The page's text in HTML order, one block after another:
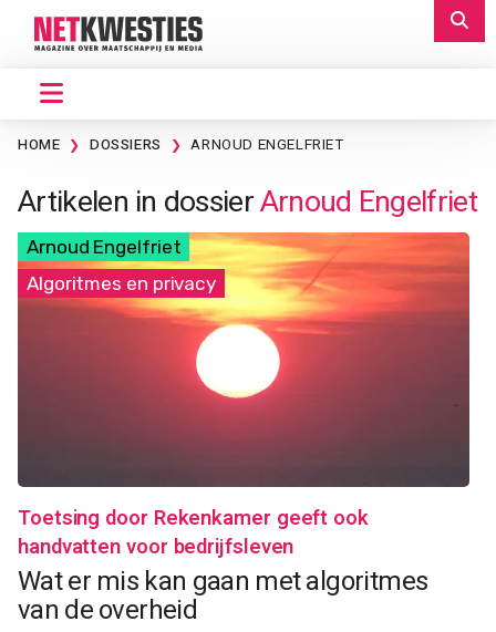
HOME DOSSIERS ARNOUD ENGELFRIET
Artikelen in dossierArnoud Engelfriet
Arnoud Engelfriet
Algoritmes en privacy
Toetsing door Rekenkamer geeft ook
handvatten voor bedrijfsleven
Wat er mis kan gaan met algoritmes
van de overheid